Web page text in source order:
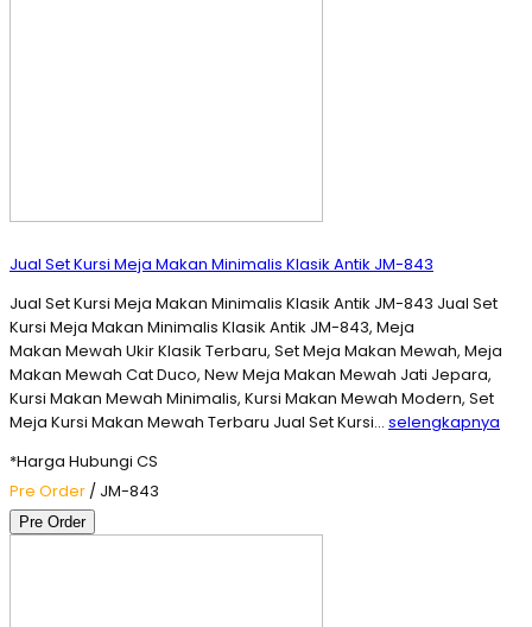
Jual Set Kursi Meja Makan Minimalis Klasik Antik JM-843
Jual Set Kursi Meja Makan Minimalis Klasik Antik JM-843 Jual Set
Kursi Meja Makan Minimalis Klasik Antik JM-843, Meja
Makan Mewah Ukir Klasik Terbaru, Set Meja Makan Mewah, Meja
Makan Mewah Cat Duco, New Meja Makan Mewah Jati Jepara,
Kursi Makan Mewah Minimalis, Kursi Makan Mewah Modern, Set
Meja Kursi Makan Mewah Terbaru Jual Set Kursi… selengkapnya
*Harga Hubungi CS
Pre Order / JM-843
Pre Order